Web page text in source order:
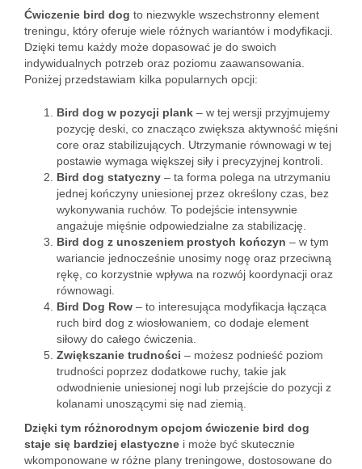
Ćwiczenie bird dog to niezwykle wszechstronny element
treningu, który oferuje wiele różnych wariantów i modyfikacji.
Dzięki temu każdy może dopasować je do swoich
indywidualnych potrzeb oraz poziomu zaawansowania.
Poniżej przedstawiam kilka popularnych opcji:
Bird dog w pozycji plank – w tej wersji przyjmujemy
pozycję deski, co znacząco zwiększa aktywność mięśni
core oraz stabilizujących. Utrzymanie równowagi w tej
postawie wymaga większej siły i precyzyjnej kontroli.
Bird dog statyczny – ta forma polega na utrzymaniu
jednej kończyny uniesionej przez określony czas, bez
wykonywania ruchów. To podejście intensywnie
angażuje mięśnie odpowiedzialne za stabilizację.
Bird dog z unoszeniem prostych kończyn – w tym
wariancie jednocześnie unosimy nogę oraz przeciwną
rękę, co korzystnie wpływa na rozwój koordynacji oraz
równowagi.
Bird Dog Row – to interesująca modyfikacja łącząca
ruch bird dog z wiosłowaniem, co dodaje element
siłowy do całego ćwiczenia.
Zwiększanie trudności – możesz podnieść poziom
trudności poprzez dodatkowe ruchy, takie jak
odwodnienie uniesionej nogi lub przejście do pozycji z
kolanami unoszącymi się nad ziemią.
Dzięki tym różnorodnym opcjom ćwiczenie bird dog
staje się bardziej elastyczne i może być skutecznie
wkomponowane w różne plany treningowe, dostosowane do